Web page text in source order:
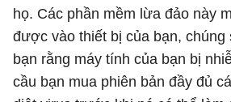
họ. Các phần mềm lừa đảo này
được vào thiết bị của bạn, chúng
bạn rằng máy tính của bạn bị
cầu bạn mua phiên bản đầy đủ